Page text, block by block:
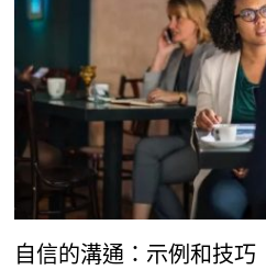
自信的溝通：示例和技巧